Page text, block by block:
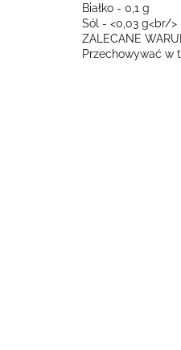
Białko - 0,1 g
Sól - <0,03 g<br/>
ZALECANE
Przechowywać w